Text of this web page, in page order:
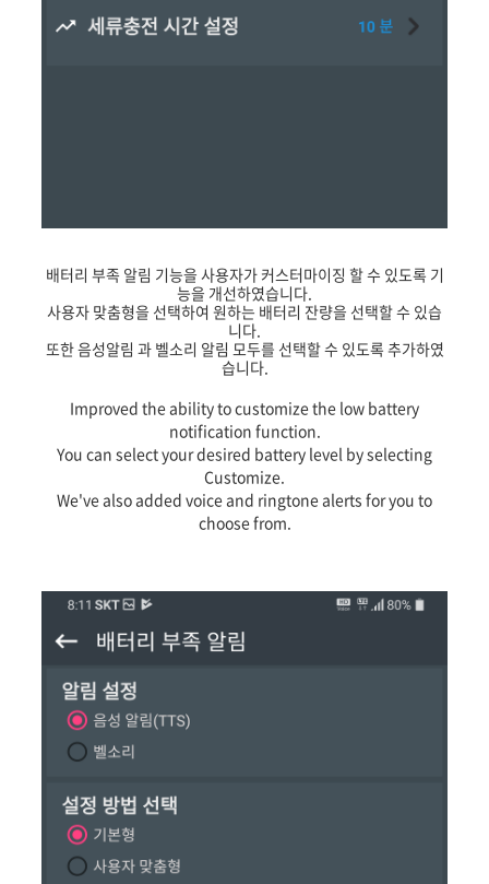
배터리 부족 알림 기능을 사용자가 커스터마이징 할 수 있도록 기
능을 개선하였습니다.
사용자 맞춤형을 선택하여 원하는 배터리 잔량을 선택할 수 있습
니다.
또한 음성알림 과 벨소리 알림 모두를 선택할 수 있도록 추가하였
습니다.
Improved the ability to customize the low battery
notification function.
You can select your desired battery level by selecting
Customize.
We've also added voice and ringtone alerts for you to
choose from.